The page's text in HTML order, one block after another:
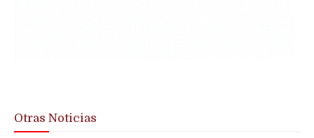
Otras Noticias